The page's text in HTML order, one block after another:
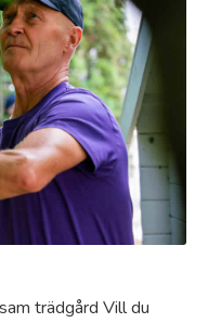
trädgård Vill du